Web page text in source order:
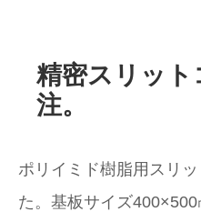
精密スリット
注。
ポリイミド樹脂用スリ
た。基板サイズ